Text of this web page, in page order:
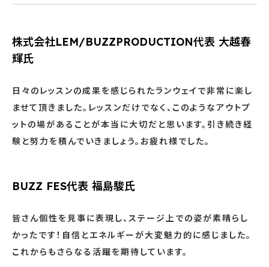
株式会社LEM/BUZZPRODUCTION代表 大越春
輝氏
日々のレッスンの成果を感じられたランウェイで非常に楽し
ませて頂きました。レッスンだけでなく、このようなアウトプ
ットの場があることが本当に大切だと思います。引き続き経
験と努力を積んでいきましょう。お疲れ様でした。
BUZZ FES代表 福島駿氏
皆さん個性を見事に表現し、ステージ上での姿が素晴らし
かったです！自信とエネルギーが大変魅力的に感じました。
これからもさらなる活躍を期待しています。